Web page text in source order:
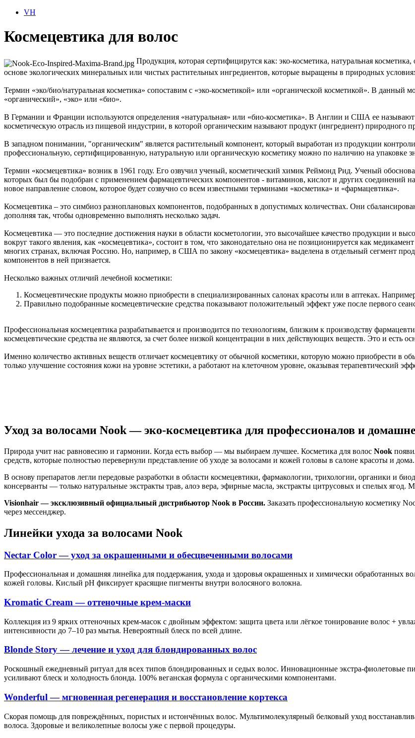
VH
Космецевтика для волос
Продукция, которая сертифицирутся как: эко-косметика, натуральная
основе экологических минеральных или чистых растительных ингредиентов, которые выращены в природных
Термин «эко/био/натуральная косметика» сопоставим с «эко-косметикой» или «органической косметикой». В данный
«органический», «эко» или «био».
В Германии и Франции используются определения «натуральная» или «био-косметика». В Англии и США ее
косметическую отрасль из пищевой индустрии, в которой органическим называют продукт (ингредиент) природного
В западном понимании, "органическим" является растительный компонент, который выработан из продукции
профессиональную, сертифицированную, натуральную или органическую косметику можно по наличию на упаковке
Термин «космецевтика» возник в 1961 году. Его озвучил ученый, косметический химик Реймонд Рид. Ученый
которых был бы подобран с применением фармацевтических компонентов - витаминов, кислот и других соединений
новое направление словом, которое будет созвучно со всем известными терминами «косметика» и «фармацевтика».
Космецевтика – это симбиоз разноплановых компонентов, подобранных в допустимых количествах. Они
дополняя так, чтобы одновременно выполнять несколько задач.
Космецевтика — это последние достижения науки в области косметологии, это высочайшее качество продукции и
вокруг такого явления, как «космецевтика», состоит в том, что законодательно она не позиционируется как
многих странах, включая Россию. Но, например, в США по закону «космецевтика» выделена в отдельный сегмент
компонентов в ней признается.
Несколько важных отличий лечебной косметики:
Космецевтические продукты можно приобрести в специализированных салонах красоты или в аптеках.
Правильно подобранные космецевтические средства показывают положительный эффект уже после первого
Профессиональная космецевтика разрабатывается и производится по технологиям, близким к производству
космецевтические средства не являются, за счет более низкой концентрации в них действующих веществ. Это и есть
Именно количество активных веществ отличает космецевтику от обычной косметики, которую можно приобрести в
только улучшение состояния кожи на уровне эстетики, а работают на клеточном уровне, оказывая терапевтический
Уход за волосами Nook — эко-космецевтика для профессионалов и
Природа учит нас равновесию и гармонии. Когда есть выбор — мы выбираем лучшее. Косметика для волос Nook
средств, которые полностью перевернули представление об уходе за волосами и кожей головы в салоне красоты и дома.
В основу препаратов легли передовые разработки в области космецевтики, фармакологии, трихологии, органики и
консерванты — только натуральные экстракты трав, алоэ вера, эфирные масла, экстракты цитрусовых и спелых
Visionhair — эксклюзивный официальный дистрибьютор Nook в России. Заказать профессиональную косметику
через мессенджер.
Линейки ухода за волосами Nook
Nectar Color — уход за окрашенными и обесцвеченными волосами
Профессиональная и домашняя линейка для поддержания, ухода и здоровья окрашенных и химически обработанных
кожей головы. Кислый pH фиксирует красящие пигменты внутри волосяного волокна.
Kromatic Cream — оттеночные крем-маски
Коллекция из 9 ярких оттеночных крем-масок с двойным эффектом: защита цвета или лёгкое тонирование волос +
интенсивности до 7–10 раз мытья. Невероятный блеск по всей длине.
Blonde Story — лечение и уход для блондированных волос
Роскошный ежедневный ритуал для всех типов блондированных и седых волос. Инновационные экстра-фиолетовые
усиливают блеск и холодность блонда. 100% веганская формула с органическими компонентами.
Wonderful — мгновенная регенерация и восстановление кортекса
Скорая помощь для повреждённых, пористых и истончённых волос. Мультимолекулярный белковый уход
волоса. Здоровые и великолепные волосы уже с первой процедуры.